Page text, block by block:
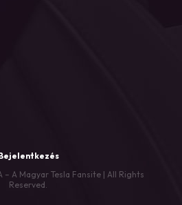
A Magyar Tesla Fansite | All Rights
Reserved.